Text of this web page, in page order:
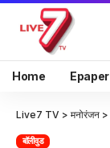
Home Epaper
Live7 TV > मनोरंजन >
बॉलीवुड